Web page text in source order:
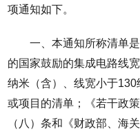
项通知如下。
一、本通知所称清单
的国家鼓励的集成电路线
纳米（含）、线宽小于
或项目的清单；《若干政
（八）条和《财政部、海